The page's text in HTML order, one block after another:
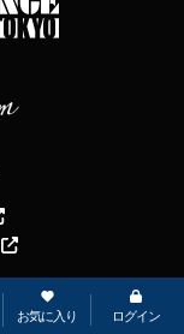
お気に入り ログイン
マーケット(ギター＆